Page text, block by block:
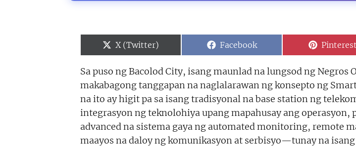
Share
X (Twitter)
Share
Facebook
Share
Pinterest
Sa puso ng Bacolod City, isang maunlad na lungsod ng
makabagong tanggapan na naglalarawan ng konsepto ng
na ito ay higit pa sa isang tradisyonal na base station ng
integrasyon ng teknolohiya upang mapahusay ang
advanced na sistema gaya ng automated monitoring, remote
maayos na daloy ng komunikasyon at serbisyo—tunay na